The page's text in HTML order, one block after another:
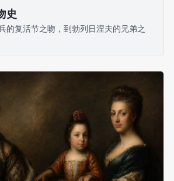
史
的复活节之吻，到勃列日涅夫的兄弟之